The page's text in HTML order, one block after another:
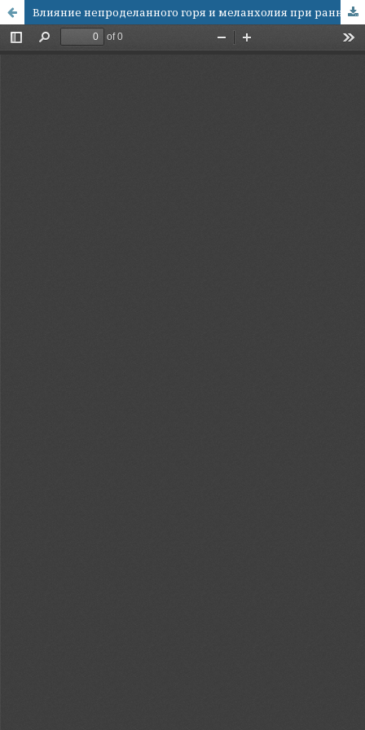
Влияние непроделанного горя и меланхолия при ранней потере близкого и значимого человека